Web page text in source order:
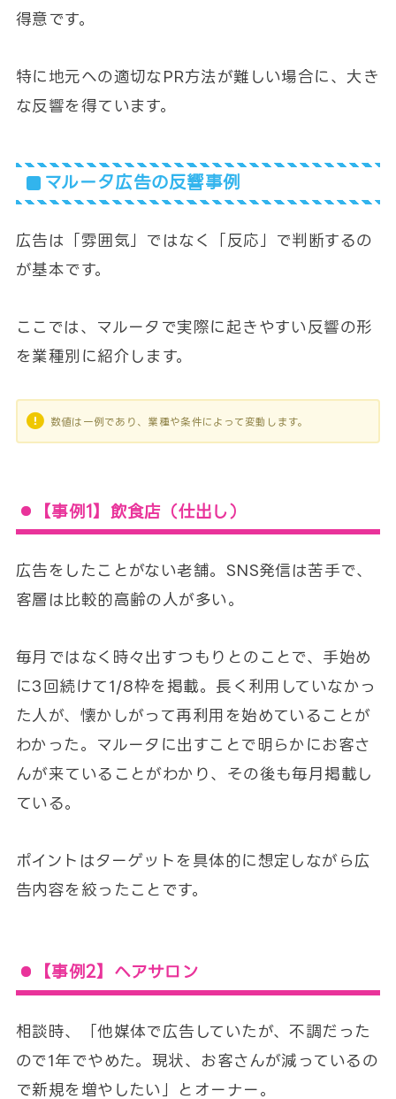
得意です。
特に地元への適切なPR方法が難しい場合に、大き
な反響を得ています。
マルータ広告の反響事例
広告は「雰囲気」ではなく「反応」で判断するの
が基本です。
ここでは、マルータで実際に起きやすい反響の形
を業種別に紹介します。
数値は一例であり、業種や条件によって変動します。
【事例1】飲食店（仕出し）
広告をしたことがない老舗。SNS発信は苦手で、
客層は比較的高齢の人が多い。
毎月ではなく時々出すつもりとのことで、手始め
に3回続けて1/8枠を掲載。長く利用していなかっ
た人が、懐かしがって再利用を始めていることが
わかった。マルータに出すことで明らかにお客さ
んが来ていることがわかり、その後も毎月掲載し
ている。
ポイントはターゲットを具体的に想定しながら広
告内容を絞ったことです。
【事例2】ヘアサロン
相談時、「他媒体で広告していたが、不調だった
ので1年でやめた。現状、お客さんが減っているの
で新規を増やしたい」とオーナー。